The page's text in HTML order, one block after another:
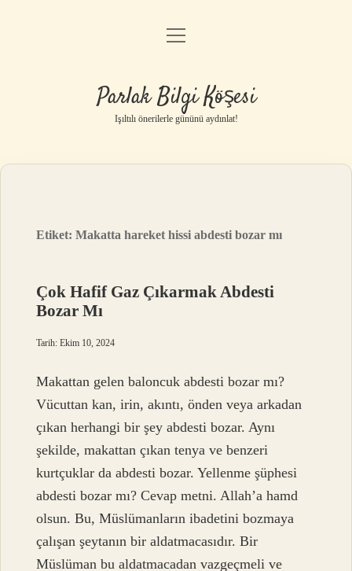
Anasayfa
Yasal Uyarı
menüyü
Parlak Bilgi Köşesi
Işıltılı önerilerle gününü aydınlat!
Etiket:Makatta hareket hissi abdesti bozar mı
Çok Hafif Gaz Çıkarmak Abdesti
Bozar Mı
Tarih: Ekim 10, 2024
Makattan gelen baloncuk abdesti bozar mı?
Vücuttan kan, irin, akıntı, önden veya arkadan
çıkan herhangi bir şey abdesti bozar. Aynı
şekilde, makattan çıkan tenya ve benzeri
kurtçuklar da abdesti bozar. Yellenme şüphesi
abdesti bozar mı? Cevap metni. Allah’a hamd
olsun. Bu, Müslümanların ibadetini bozmaya
çalışan şeytanın bir aldatmacasıdır. Bir
Müslüman bu aldatmacadan vazgeçmeli ve